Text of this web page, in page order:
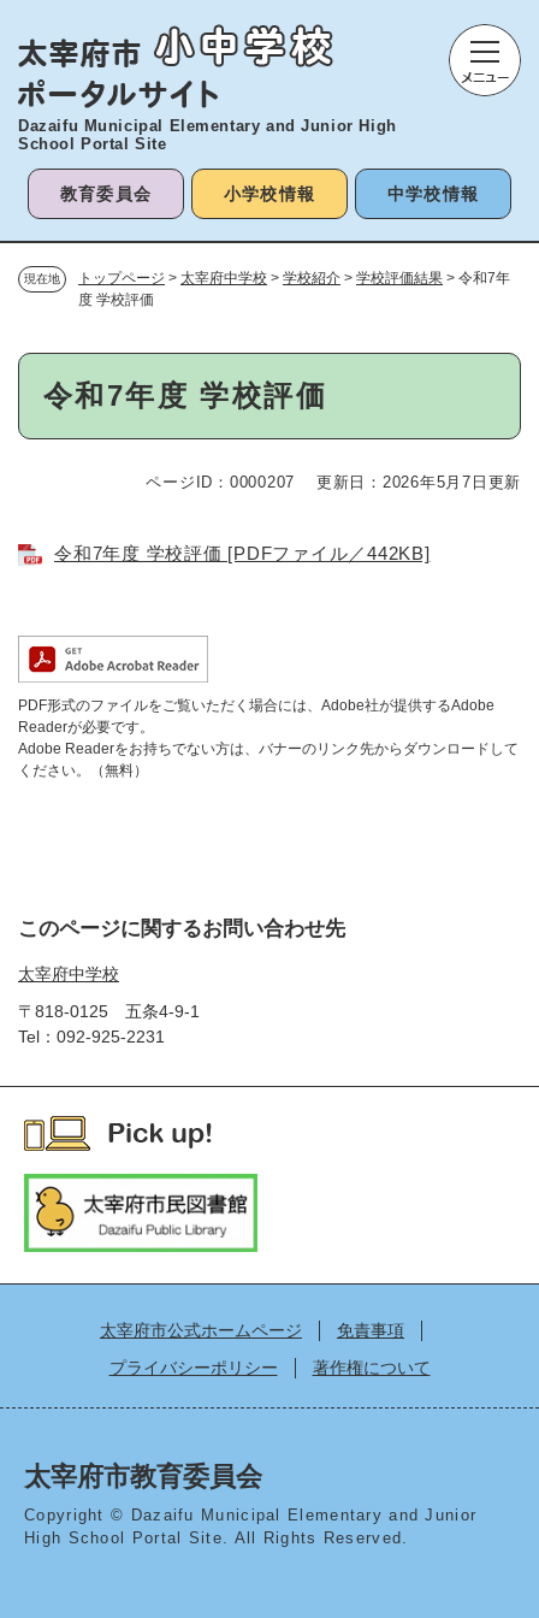
Dazaifu Municipal Elementary andJunior High
School Portal Site
教育委員会 小学校情報 中学校情報
現在地 トップページ > 太宰府中学校 > 学校紹介 > 学校評価結果 > 令和7年
度 学校評価
本
令和7年度 学校評価
ページID：0000207 更新日：2026年5月7日更新
令和7年度 学校評価 [PDFファイル／442KB]
PDF形式のファイルをご覧いただく場合には、Adobe社が提供するAdobe
Readerが必要です。
Adobe Readerをお持ちでない方は、バナーのリンク先からダウンロードして
ください。（無料）
このページに関するお問い合わせ先
太宰府中学校
〒818-0125
五条4-9-1
Tel：092-925-2231
太宰府市公式ホームページ
免責事項
プライバシーポリシー
著作権について
太宰府市教育委員会
Copyright © Dazaifu Municipal Elementary and Junior
High School Portal Site. All Rights Reserved.